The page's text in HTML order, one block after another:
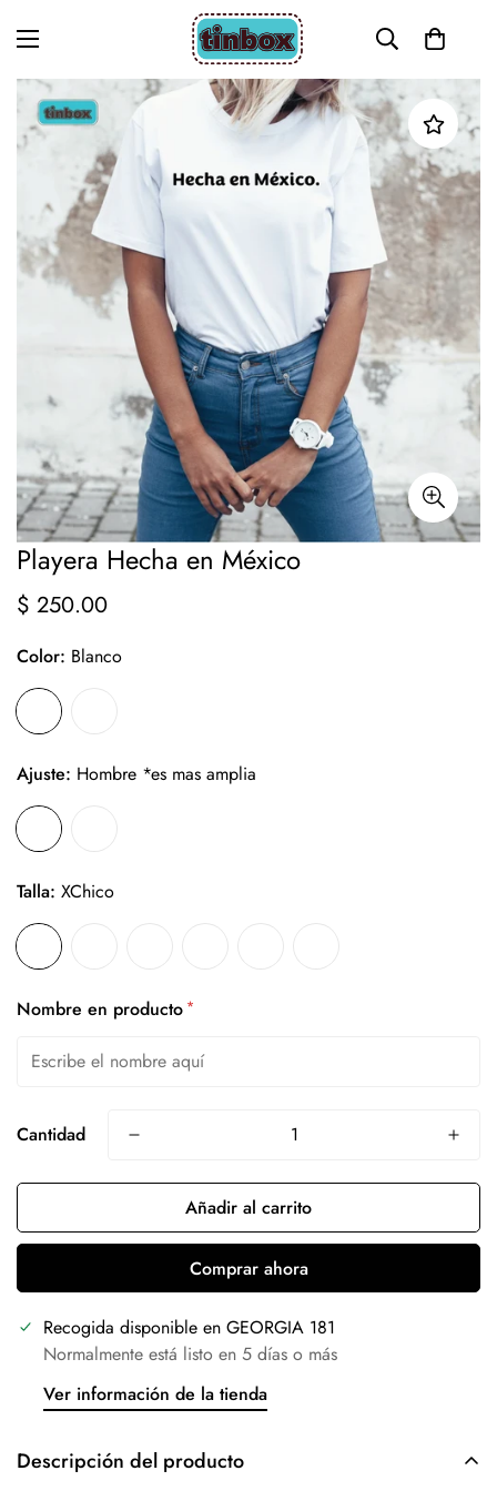
Playera Hecha en México
Precio
$ 250.00
Color: Blanco
Ajuste: Hombre *es mas amplia
Talla: XChico
Nombre en producto *
Cantidad
Añadir al carrito
Comprar ahora
Recogida disponible en GEORGIA 181
Normalmente está listo en 5 días o más
Ver información de la tienda
Descripción del producto